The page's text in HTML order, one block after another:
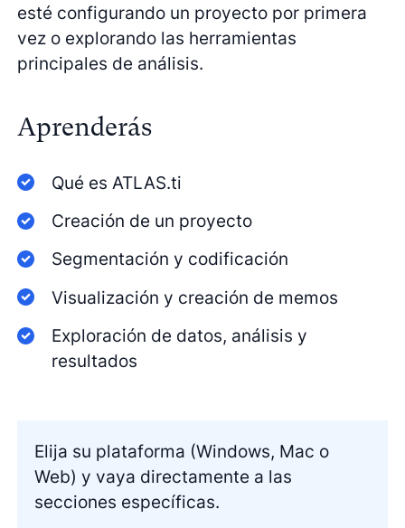
esté configurando un proyecto por primera
vez o explorando las herramientas
principales de análisis.
Aprenderás
Qué es ATLAS.ti
Creación de un proyecto
Segmentación y codificación
Visualización y creación de memos
Exploración de datos, análisis y
resultados
Elija su plataforma (Windows, Mac o
Web) y vaya directamente a las
secciones específicas.